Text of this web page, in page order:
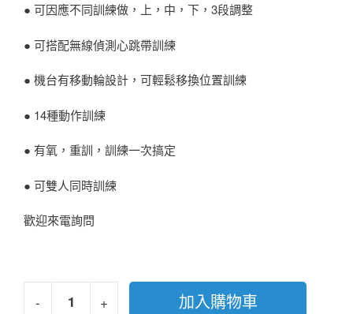
● 可因應不同訓練做，上，中，下，3段調整
● 可搭配無線偵測心跳帶訓練
● 機台有移動輪設計，可輕鬆移換位置訓練
● 14種動作訓練
● 有氧，重訓，訓練一次搞定
● 可雙人同時訓練
歡迎來電詢問
- + 加入購物車